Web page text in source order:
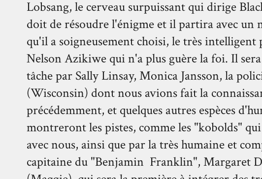
Lobsang, le cerveau surpuissant qui dirige
doit de résoudre l'énigme et il partira avec un
qu'il a soigneusement choisi, le très intelligent
Nelson Azikiwe qui n'a plus guère la foi. Il sera
tâche par Sally Linsay, Monica Jansson, la
(Wisconsin) dont nous avions fait la
précédemment, et quelques autres espèces
montreront les pistes, comme les "kobolds"
avec nous, ainsi que par la très humaine et
capitaine du "Benjamin Franklin", Margaret